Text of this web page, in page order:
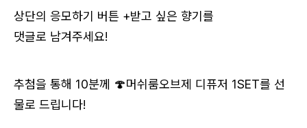
상단의 응모하기 버튼 +받고 싶은 향기를
댓글로 남겨주세요!
추첨을 통해 10분께 🍄머쉬룸오브제 디퓨저 1SET를 선
물로 드립니다!